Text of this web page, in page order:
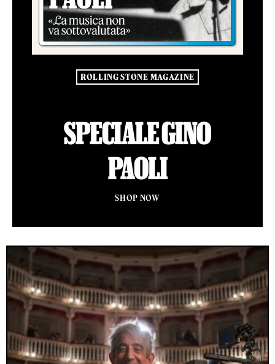
ROLLING STONE MAGAZINE
SPECIALE GINO
PAOLI
SHOP NOW